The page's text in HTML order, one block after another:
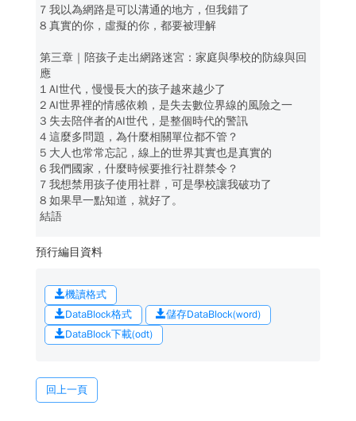
7 我以為網路是可以溝通的地方，但我錯了
8 真實的你，虛擬的你，都要被理解
第三章｜陪孩子走出網路迷宮：家庭與學校的防線與回
應
1 AI世代，慢慢長大的孩子越來越少了
2 AI世界裡的情感依賴，是失去數位界線的風險之一
3 失去陪伴者的AI世代，是整個時代的警訊
4 這麼多問題，為什麼相關單位都不管？
5 大人也常常忘記，線上的世界其實也是真實的
6 我們國家，什麼時候要推行社群禁令？
7 我想禁用孩子使用社群，可是學校讓我破功了
8 如果早一點知道，就好了。
結語
預行編目資料
機讀格式
DataBlock格式
儲存DataBlock(word)
DataBlock下載(odt)
回上一頁